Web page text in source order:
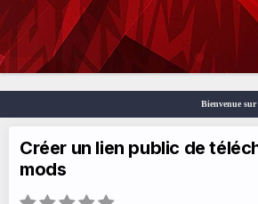
Bienvenue sur
Créer un lien public de
mods